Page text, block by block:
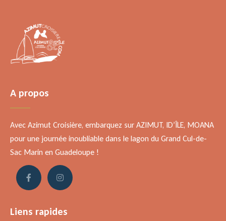
A propos
Avec Azimut Croisière, embarquez sur AZIMUT, ID’ÎLE, MOANA
pour une journée inoubliable dans le lagon du Grand Cul-de-
Sac Marin en Guadeloupe !
Liens rapides